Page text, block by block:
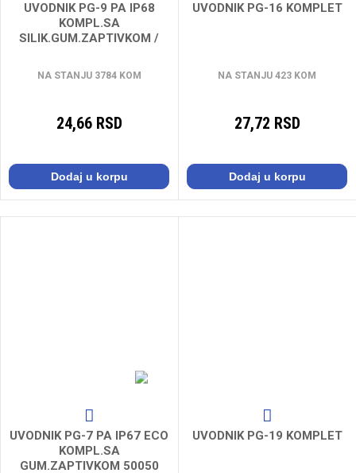
UVODNIK PG-9 PA IP68
KOMPL.SA
SILIK.GUM.ZAPTIVKOM /
NA STANJU 3784 KOM
24,66 RSD
Dodaj u korpu
UVODNIK PG-16 KOMPLET
NA STANJU 423 KOM
27,72 RSD
Dodaj u korpu
UVODNIK PG-7 PA IP67 ECO
KOMPL.SA
GUM.ZAPTIVKOM 50050
UVODNIK PG-19 KOMPLET